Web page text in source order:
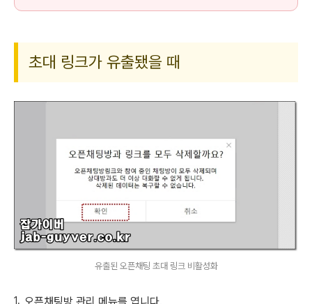
초대 링크가 유출됐을 때
유출된 오픈채팅 초대 링크 비활성화